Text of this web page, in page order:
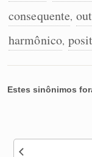
Dicionário
consequente,
harmônico,
Estes sinônimos
Nenhum dos